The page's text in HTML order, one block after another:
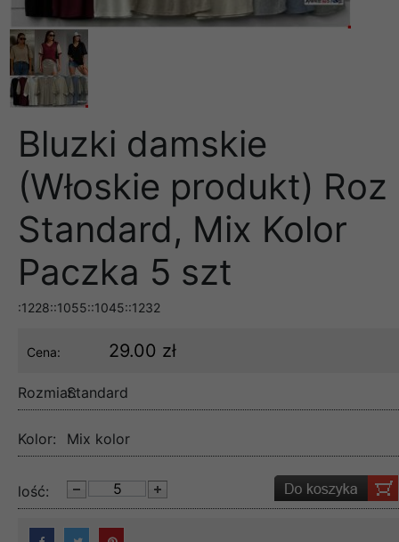
Bluzki damskie
(Włoskie produkt) Roz
Standard, Mix Kolor
Paczka 5 szt
:1228::1055::1045::1232
Cena: 29.00 zł
Rozmiar:Standard
Kolor: Mix kolor
lość: